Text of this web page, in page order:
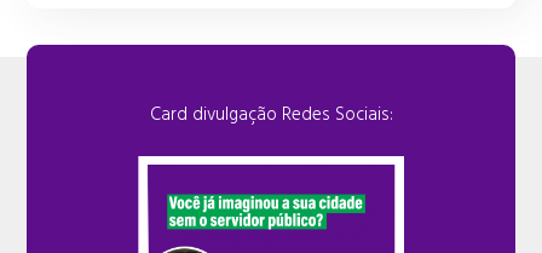
Card divulgação Redes Sociais: